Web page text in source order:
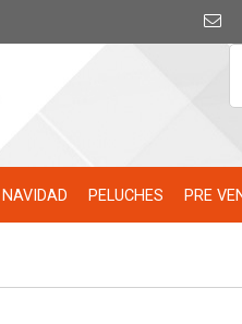
NAVIDAD PELUCHES PRE